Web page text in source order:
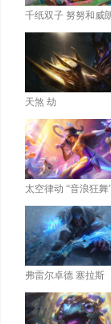
千纸双子 努努和威
天煞 劫
弗雷尔卓德 塞拉斯